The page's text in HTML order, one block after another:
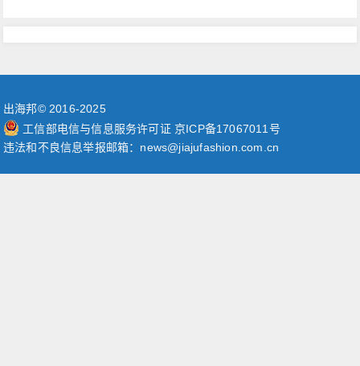
出海邦© 2016-2025
工信部电信与信息服务许可证 京ICP备17067011号
违法和不良信息举报邮箱：news@jiajufashion.com.cn